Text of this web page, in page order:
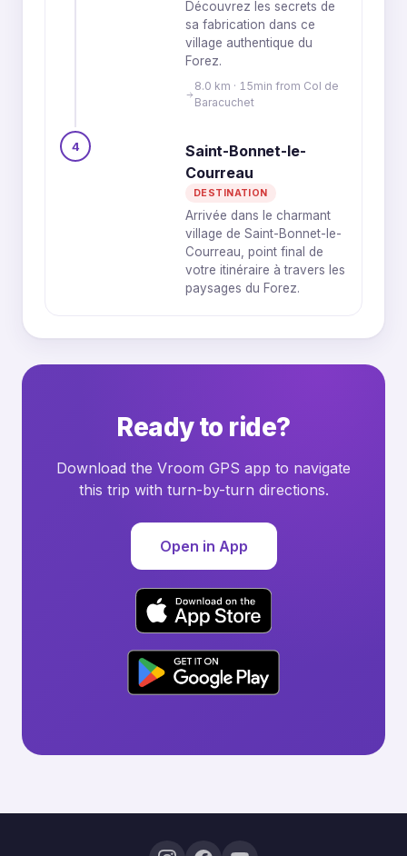
Découvrez les secrets de
sa fabrication dans ce
village authentique du
Forez.
8.0 km · 15min from Col de
Baracuchet
4
Saint-Bonnet-le-
Courreau
DESTINATION
Arrivée dans le charmant
village de Saint-Bonnet-le-
Courreau, point final de
votre itinéraire à travers les
paysages du Forez.
Ready to ride?
Download the Vroom GPS app to navigate
this trip with turn-by-turn directions.
Open in App